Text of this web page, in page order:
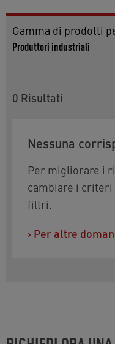
Gamma di prodotti
Produttori industriali
0 Risultati
Nessuna
Per migliorare i
cambiare i
filtri.
› Per altre